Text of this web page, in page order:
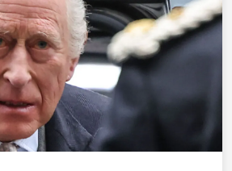
Belgiska kungahuset
kungahuset
storhertighuset
Japanska kejsarhuset
kungahuset
kungahuset